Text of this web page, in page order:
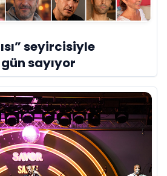
seyircisiyle
sayıyor